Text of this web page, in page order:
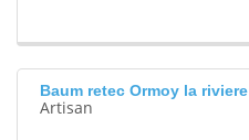
Baum retec Ormoy la riviere
Artisan